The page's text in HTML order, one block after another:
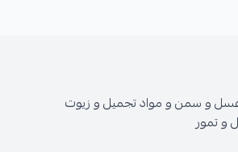
عسل و سمن و مواد تجميل و زيوت
و تمور